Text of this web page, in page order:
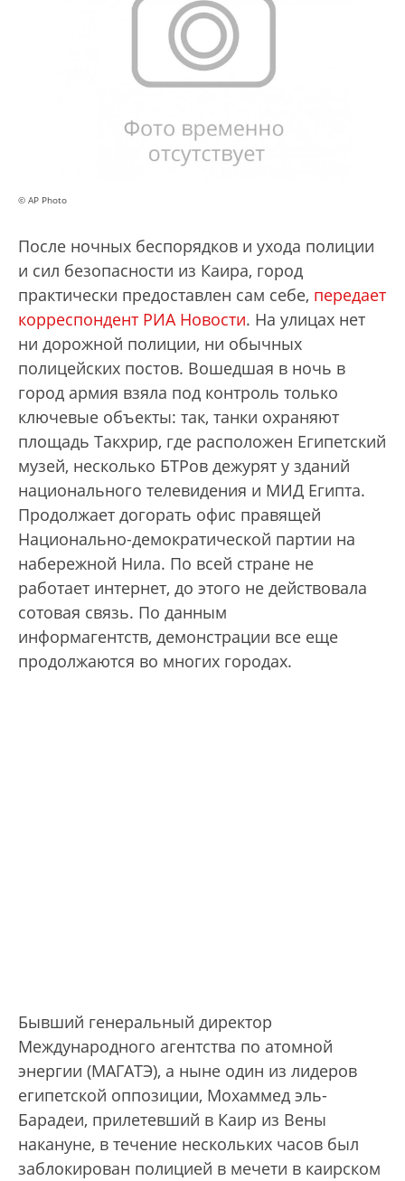
© AP Photo
После ночных беспорядков и ухода полиции
и сил безопасности из Каира, город
практически предоставлен сам себе, передает
корреспондент РИА Новости. На улицах нет
ни дорожной полиции, ни обычных
полицейских постов. Вошедшая в ночь в
город армия взяла под контроль только
ключевые объекты: так, танки охраняют
площадь Такхрир, где расположен Египетский
музей, несколько БТРов дежурят у зданий
национального телевидения и МИД Египта.
Продолжает догорать офис правящей
Национально-демократической партии на
набережной Нила. По всей стране не
работает интернет, до этого не действовала
сотовая связь. По данным
информагентств, демонстрации все еще
продолжаются во многих городах.
Бывший генеральный директор
Международного агентства по атомной
энергии (МАГАТЭ), а ныне один из лидеров
египетской оппозиции, Мохаммед эль-
Барадеи, прилетевший в Каир из Вены
накануне, в течение нескольких часов был
заблокирован полицией в мечети в каирском